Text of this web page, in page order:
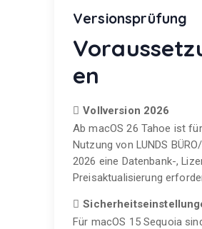
Versionsprüfung
en
Vollversion 2026
Ab macOS 26 Tahoe ist
Nutzung von LUNDS
2026 eine Datenbank-,
Preisaktualisierung
Für macOS 15 Sequoia